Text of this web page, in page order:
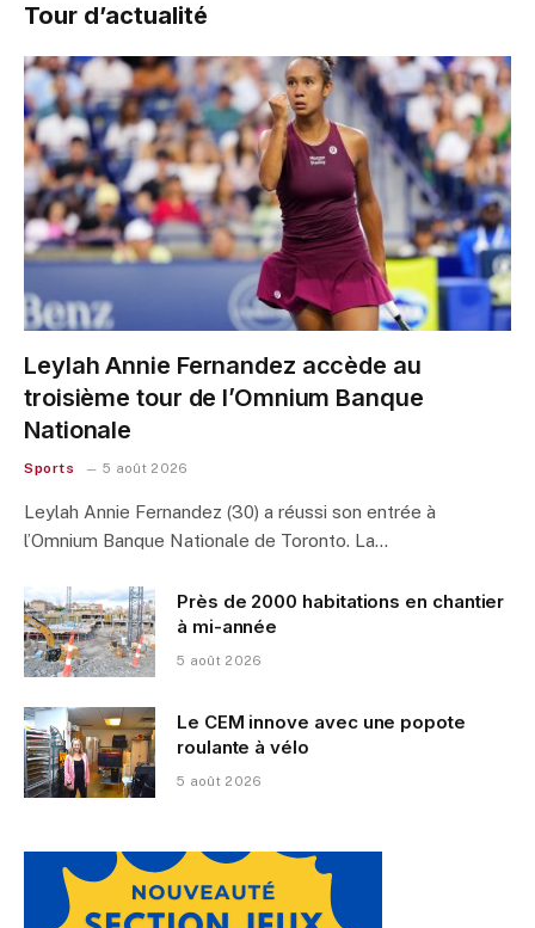
Tour d’actualité
Leylah Annie Fernandez accède au
troisième tour de l’Omnium Banque
Nationale
Sports 5 août 2026
Leylah Annie Fernandez (30) a réussi son entrée à
l’Omnium Banque Nationale de Toronto. La…
Près de 2000 habitations en chantier
à mi-année
5 août 2026
Le CEM innove avec une popote
roulante à vélo
5 août 2026